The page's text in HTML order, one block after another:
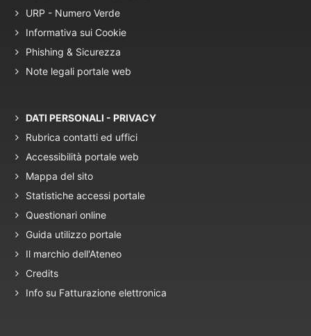
URP - Numero Verde
Informativa sui Cookie
Phishing & Sicurezza
Note legali portale web
DATI PERSONALI - PRIVACY
Rubrica contatti ed uffici
Accessibilità portale web
Mappa del sito
Statistiche accessi portale
Questionari online
Guida utilizzo portale
Il marchio dell'Ateneo
Credits
Info su Fatturazione elettronica